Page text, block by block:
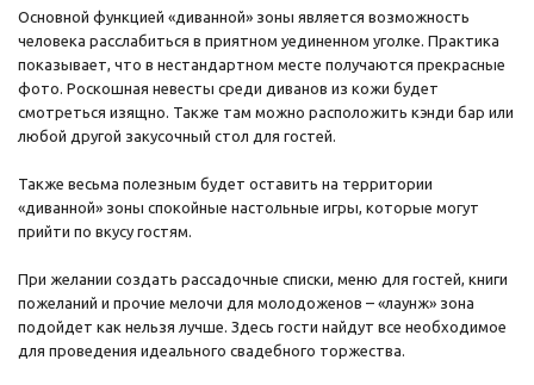
Основной функцией «диванной» зоны является возможность
человека расслабиться в приятном уединенном уголке. Практика
показывает, что в нестандартном месте получаются прекрасные
фото. Роскошная невесты среди диванов из кожи будет
смотреться изящно. Также там можно расположить кэнди бар или
любой другой закусочный стол для гостей.
Также весьма полезным будет оставить на территории
«диванной» зоны спокойные настольные игры, которые могут
прийти по вкусу гостям.
При желании создать рассадочные списки, меню для гостей, книги
пожеланий и прочие мелочи для молодоженов – «лаунж» зона
подойдет как нельзя лучше. Здесь гости найдут все необходимое
для проведения идеального свадебного торжества.